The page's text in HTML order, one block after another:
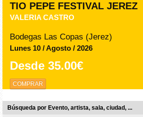
TIO PEPE FESTIVAL JEREZ
VALERIA CASTRO
Bodegas Las Copas (Jerez)
Lunes 10 / Agosto / 2026
Desde 35.00€
COMPRAR
Búsqueda por Evento, artista, sala, ciudad, ...